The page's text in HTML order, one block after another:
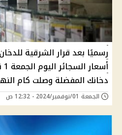
رسميًا بعد قرار الشرقية
دخانك المفضلة وصلت كام
الجمعة 01/نوفمبر/2024 - 12:32 ص